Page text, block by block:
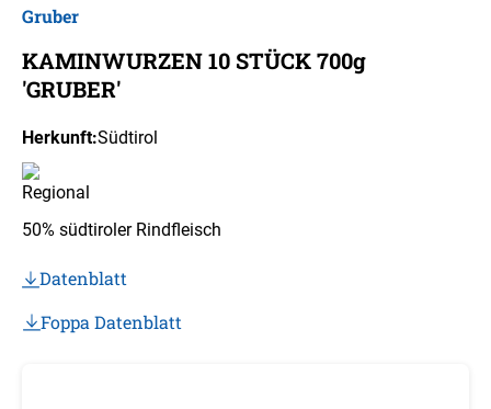
Gruber
KAMINWURZEN 10 STÜCK 700g
'GRUBER'
Herkunft:Südtirol
50% südtiroler Rindfleisch
Datenblatt
Foppa Datenblatt